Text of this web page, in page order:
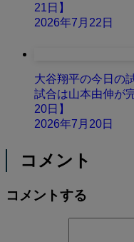
21日】
2026年7月22日
大谷翔平の今日の
試合は山本由伸が
20日】
2026年7月20日
コメント
コメントする